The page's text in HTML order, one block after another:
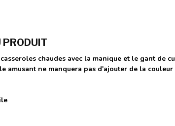
PRODUIT
chaudes avec la manique et le gant de
amusant ne manquera pas d'ajouter de la